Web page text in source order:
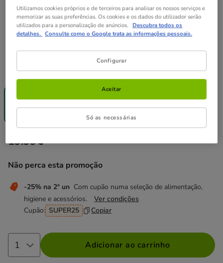
Formato:1 ud.
Não perca esta promoção
-25% na 2ª un Com cupão numa seleção de alimentação,
higiene e acessórios.
Ver condições
Cupão: SUPER25 Copiar
19.99€
Adicionar ao carrinho
Utilizamos cookies próprios e de terceiros para analisar os nossos serviços e
memorizar as suas preferências. Os cookies e os dados do utilizador serão
utilizados para a personalização de anúncios. Descubra todos os
detalhes. Consulte como o Google trata as informações pessoais.
Configurar
Só as necessárias
Aceitar